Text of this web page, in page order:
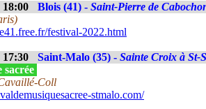
18:00 Blois (41) - Saint-Pierre de
festival-2022.html
17:30 Saint-Malo (35) - Sainte Croix à St-
sacrée
Coll
stmalo.com/